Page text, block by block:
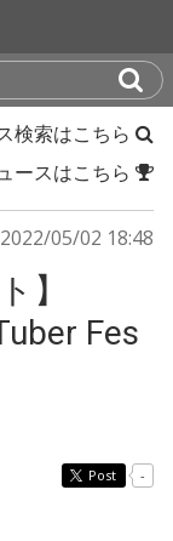
検索はこちら
ースはこちら
2022/05/02 18:48
】
Fes
Post -